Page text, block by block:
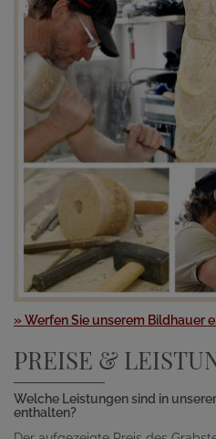
» Werfen Sie unserem Bildhauer
PREISE &
Welche Leistungen sind in
enthalten?